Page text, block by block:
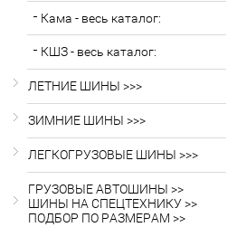
Кама - весь каталог:
КШЗ - весь каталог:
ЛЕТНИЕ ШИНЫ >>>
ЗИМНИЕ ШИНЫ >>>
ЛЕГКОГРУЗОВЫЕ ШИНЫ >>>
ГРУЗОВЫЕ АВТОШИНЫ >>
ШИНЫ НА СПЕЦТЕХНИКУ >>
ПОДБОР ПО РАЗМЕРАМ >>